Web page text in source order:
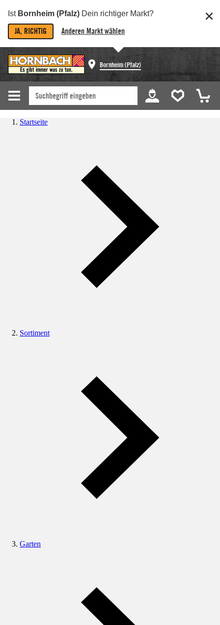
Ist Bornheim (Pfalz) Dein richtiger Markt?
JA, RICHTIG Anderen Markt wählen
Bornheim (Pfalz)
Startseite
Sortiment
Garten